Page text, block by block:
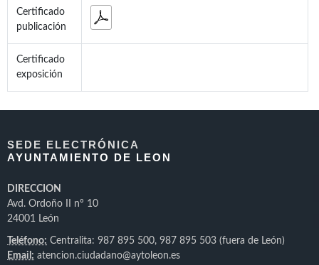
Certificado
publicación
Certificado
exposición
SEDE ELECTRÓNICA
AYUNTAMIENTO DE LEON
DIRECCION
Avd. Ordoño II nº 10
24001 León
Teléfono: Centralita: 987 895 500, 987 895 503 (fuera de León)
Email: atencion.ciudadano@aytoleon.es